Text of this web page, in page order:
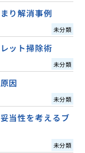
り解消事例
未分類
ット掃除術
未分類
因
未分類
当性を考えるブ
未分類